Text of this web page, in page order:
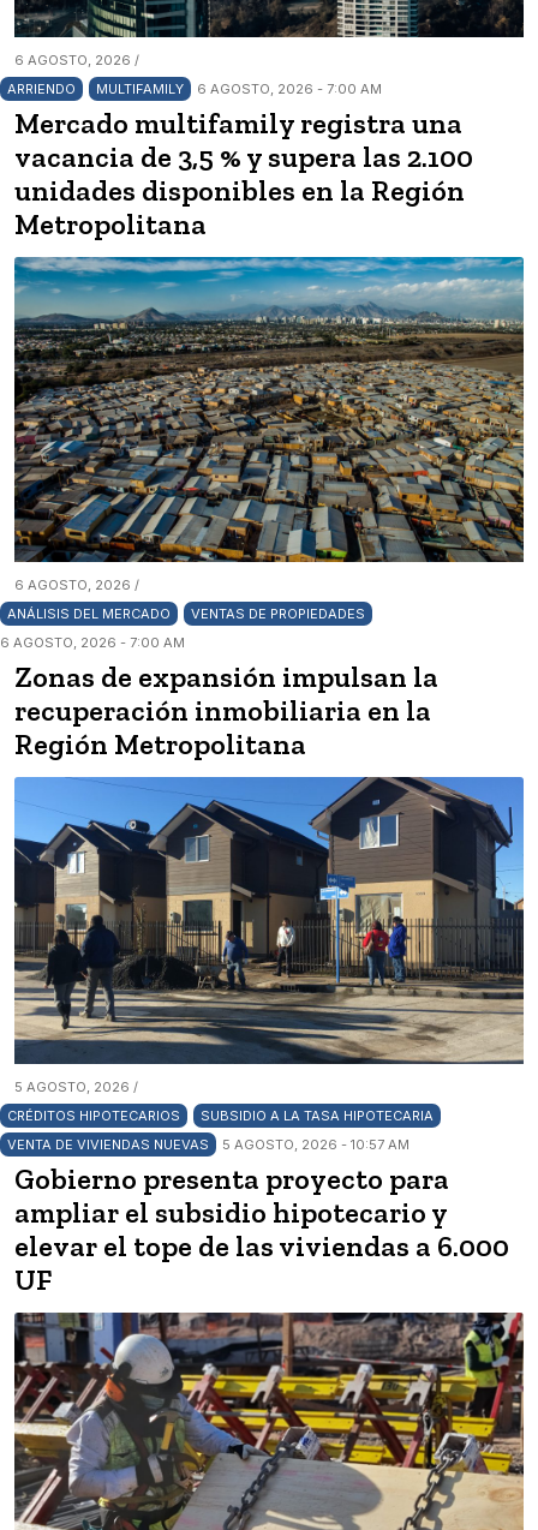
6 AGOSTO, 2026 /
ARRIENDO
MULTIFAMILY 6 AGOSTO, 2026 - 7:00 AM
Mercado multifamily registra una
vacancia de 3,5 % y supera las 2.100
unidades disponibles en la Región
Metropolitana
6 AGOSTO, 2026 /
ANÁLISIS DEL MERCADO
VENTAS DE PROPIEDADES
6 AGOSTO, 2026 - 7:00 AM
Zonas de expansión impulsan la
recuperación inmobiliaria en la
Región Metropolitana
5 AGOSTO, 2026 /
CRÉDITOS HIPOTECARIOS
SUBSIDIO A LA TASA HIPOTECARIA
VENTA DE VIVIENDAS NUEVAS
5 AGOSTO, 2026 - 10:57 AM
Gobierno presenta proyecto para
ampliar el subsidio hipotecario y
elevar el tope de las viviendas a 6.000
UF